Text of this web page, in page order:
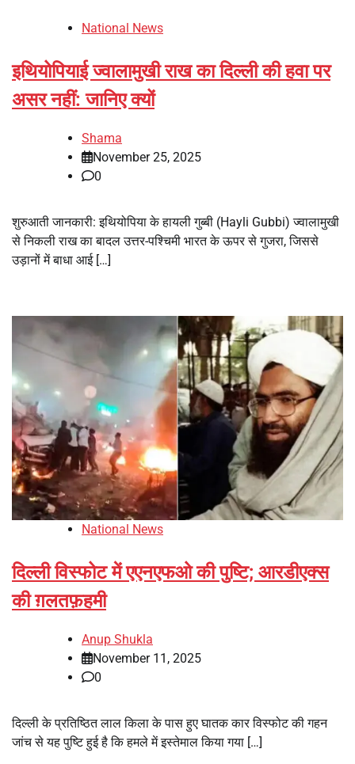
National News
इथियोपियाई ज्वालामुखी राख का दिल्ली की हवा पर
असर नहीं: जानिए क्यों
Shama
November 25, 2025
0
शुरुआती जानकारी: इथियोपिया के हायली गुब्बी (Hayli Gubbi) ज्वालामुखी
से निकली राख का बादल उत्तर-पश्चिमी भारत के ऊपर से गुजरा, जिससे
उड़ानों में बाधा आई […]
National News
दिल्ली विस्फोट में एएनएफओ की पुष्टि; आरडीएक्स
की ग़लतफ़हमी
Anup Shukla
November 11, 2025
0
दिल्ली के प्रतिष्ठित लाल किला के पास हुए घातक कार विस्फोट की गहन
जांच से यह पुष्टि हुई है कि हमले में इस्तेमाल किया गया […]